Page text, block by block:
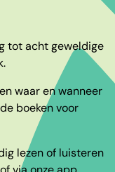
tot acht geweldige
waar en wanneer
boeken voor
lezen of luisteren